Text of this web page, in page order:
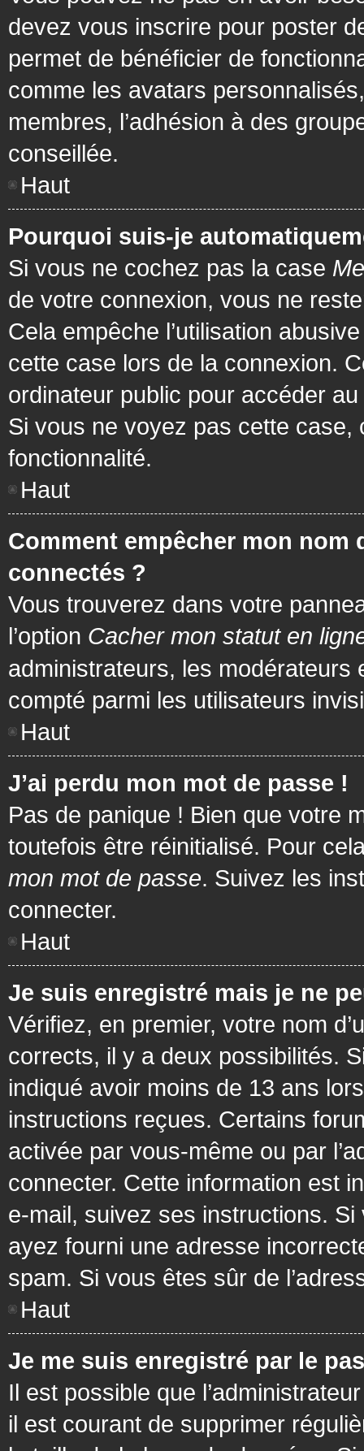
devez vous inscrire pour poster
permet de bénéficier de
comme les avatars
membres, l’adhésion à des
conseillée.
Haut
Pourquoi suis-je
Si vous ne cochez pas la case
de votre connexion, vous ne
Cela empêche l’utilisation
cette case lors de la connexion.
ordinateur public pour accéder
Si vous ne voyez pas cette case,
fonctionnalité.
Haut
Comment empêcher mon nom
connectés ?
Vous trouverez dans votre
l’option Cacher mon statut en
administrateurs, les
compté parmi les utilisateurs
Haut
J’ai perdu mon mot de passe !
Pas de panique ! Bien que votre
toutefois être réinitialisé. Pour
mon mot de passe. Suivez les
connecter.
Haut
Je suis enregistré mais je ne
Vérifiez, en premier, votre nom
corrects, il y a deux possibilités.
indiqué avoir moins de 13 ans
instructions reçues. Certains
activée par vous-même ou par
connecter. Cette information est
e-mail, suivez ses instructions. Si
ayez fourni une adresse
spam. Si vous êtes sûr de
Haut
Je me suis enregistré par le
Il est possible que
il est courant de supprimer